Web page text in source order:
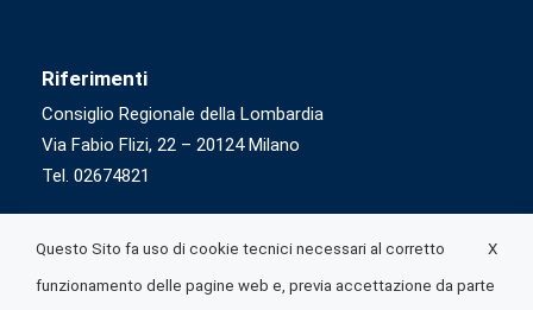
Riferimenti
Consiglio Regionale della Lombardia
Via Fabio Flizi, 22 – 20124 Milano
Tel. 02674821
X
Questo Sito fa uso di cookie tecnici necessari al corretto
funzionamento delle pagine web e, previa accettazione da parte